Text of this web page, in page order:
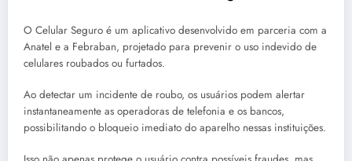
O Celular Seguro é um aplicativo desenvolvido em parceria com a
Anatel e a Febraban, projetado para prevenir o uso indevido de
celulares roubados ou furtados.
Ao detectar um incidente de roubo, os usuários podem alertar
instantaneamente as operadoras de telefonia e os bancos,
possibilitando o bloqueio imediato do aparelho nessas instituições.